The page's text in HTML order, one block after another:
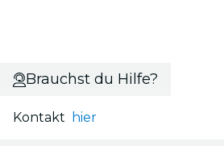
Brauchst du Hilfe?
Kontakt hier